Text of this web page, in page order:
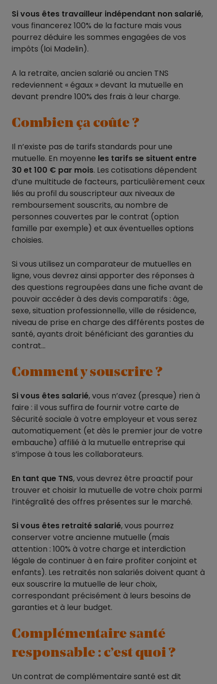
Si vous êtes travailleur indépendant non salarié,
vous financerez 100% de la facture mais vous
pourrez déduire les sommes engagées de vos
impôts (loi Madelin).
A la retraite, ancien salarié ou ancien TNS
redeviennent « égaux » devant la mutuelle en
devant prendre 100% des frais à leur charge.
Combien ça coûte ?
Il n’existe pas de tarifs standards pour une
mutuelle. En moyenne les tarifs se situent entre
30 et 100 € par mois. Les cotisations dépendent
d’une multitude de facteurs, particulièrement ceux
liés au profil du souscripteur aux niveaux de
remboursement souscrits, au nombre de
personnes couvertes par le contrat (option
famille par exemple) et aux éventuelles options
choisies.
Si vous utilisez un comparateur de mutuelles en
ligne, vous devrez ainsi apporter des réponses à
des questions regroupées dans une fiche avant de
pouvoir accéder à des devis comparatifs : âge,
sexe, situation professionnelle, ville de résidence,
niveau de prise en charge des différents postes de
santé, ayants droit bénéficiant des garanties du
contrat…
Comment y souscrire ?
Si vous êtes salarié, vous n’avez (presque) rien à
faire : il vous suffira de fournir votre carte de
Sécurité sociale à votre employeur et vous serez
automatiquement (et dès le premier jour de votre
embauche) affilié à la mutuelle entreprise qui
s’impose à tous les collaborateurs.
En tant que TNS, vous devrez être proactif pour
trouver et choisir la mutuelle de votre choix parmi
l’intégralité des offres présentes sur le marché.
Si vous êtes retraité salarié, vous pourrez
conserver votre ancienne mutuelle (mais
attention : 100% à votre charge et interdiction
légale de continuer à en faire profiter conjoint et
enfants). Les retraités non salariés doivent quant à
eux souscrire la mutuelle de leur choix,
correspondant précisément à leurs besoins de
garanties et à leur budget.
Complémentaire santé
responsable : c’est quoi ?
Un contrat de complémentaire santé est dit